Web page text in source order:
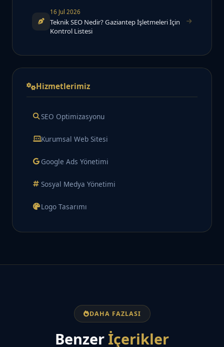
16 Jul 2026
Teknik SEO Nedir? Gaziantep İşletmeleri İçin
Kontrol Listesi
Hizmetlerimiz
SEO Optimizasyonu
Kurumsal Web Sitesi
Google Ads Yönetimi
Sosyal Medya Yönetimi
Logo Tasarımı
DAHA FAZLASI
Benzer İçerikler